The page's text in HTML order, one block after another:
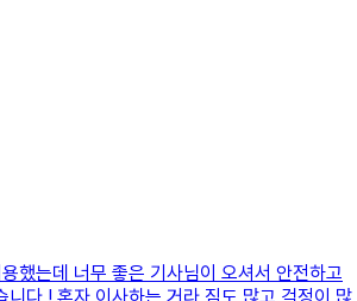
했는데 너무 좋은 기사님이 오셔서 안전하고